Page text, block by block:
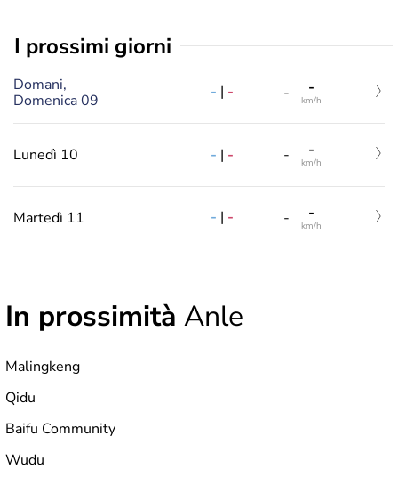
i prossimi giorni
Domani,
Domenica 09
- | - - -
km/h
Lunedì 10 - | - - -
km/h
Martedì 11 - | - - -
km/h
In prossimità Anle
Malingkeng
Qidu
Baifu Community
Wudu